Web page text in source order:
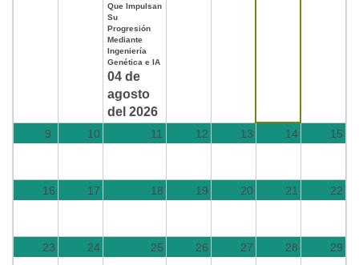
Que Impulsan
Su
Progresión
Mediante
Ingeniería
Genética e IA
04 de
agosto
del 2026
9 10 11 12 13 14 15
16 17 18 19 20 21 22
23 24 25 26 27 28 29